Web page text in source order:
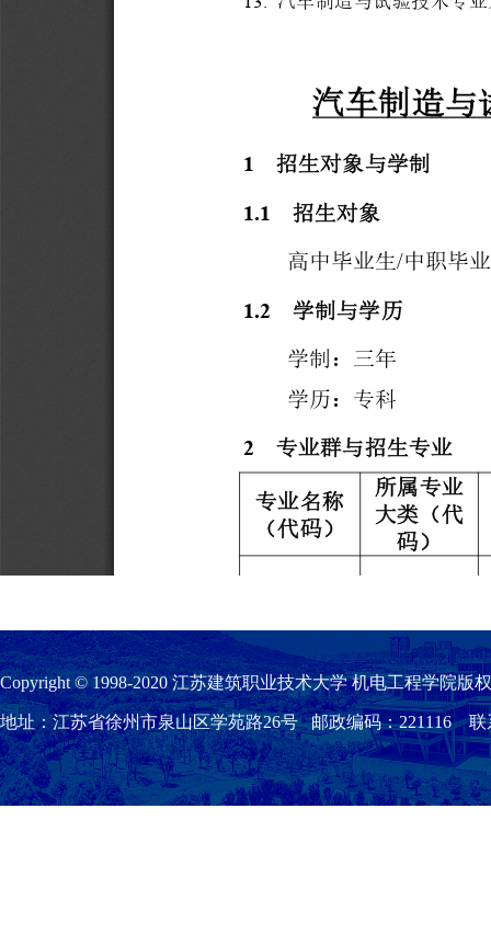
Copyright © 1998-2020 江苏建筑职业技术大学 机电工程学院版
地址：江苏省徐州市泉山区学苑路26号 邮政编码：221116 联